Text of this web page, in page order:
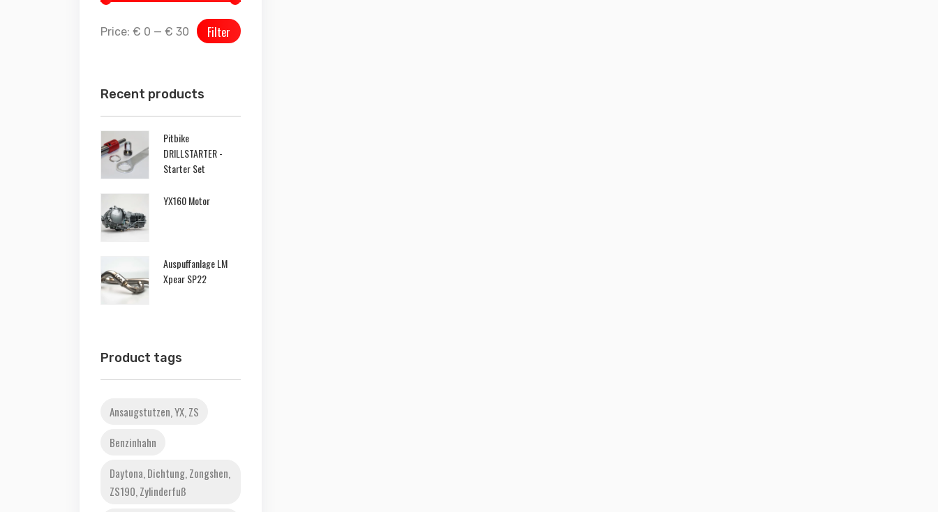
Filter
Price: € 0 — € 30
Recent products
Pitbike
DRILLSTARTER -
Starter Set
YX160 Motor
Auspuffanlage LM
Xpear SP22
Product tags
Ansaugstutzen, YX, ZS
Benzinhahn
Daytona, Dichtung, Zongshen,
ZS190, Zylinderfuß